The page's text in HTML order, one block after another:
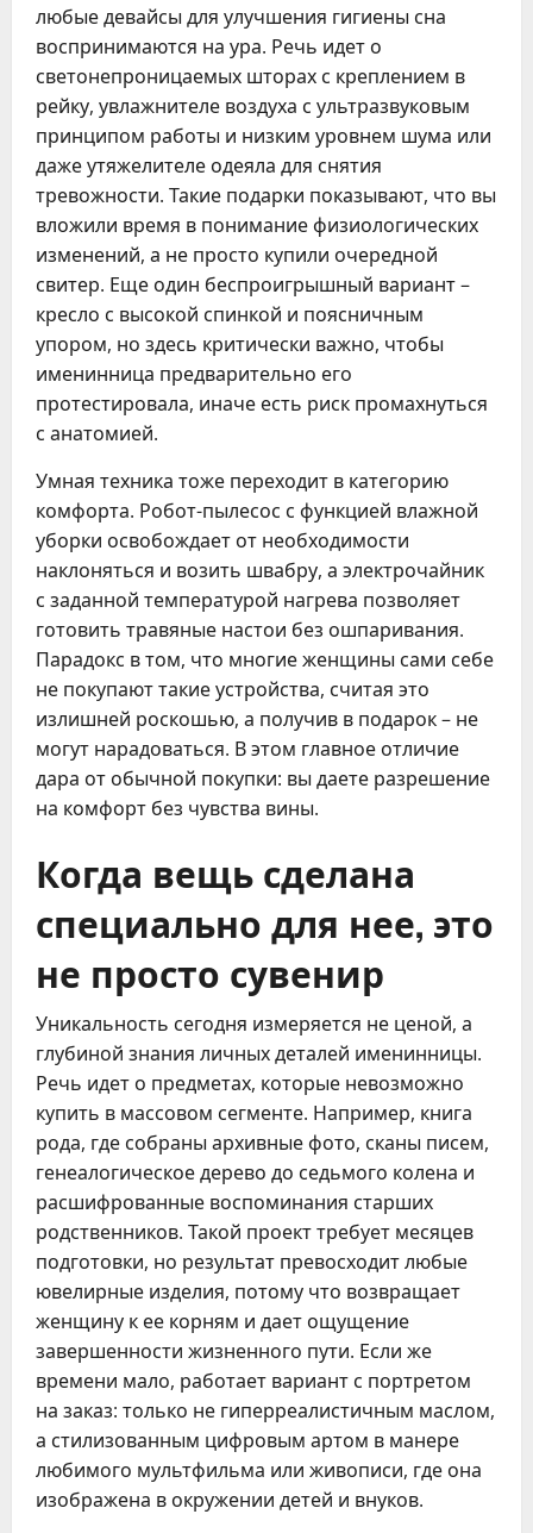
любые девайсы для улучшения гигиены сна
воспринимаются на ура. Речь идет о
светонепроницаемых шторах с креплением в
рейку, увлажнителе воздуха с ультразвуковым
принципом работы и низким уровнем шума или
даже утяжелителе одеяла для снятия
тревожности. Такие подарки показывают, что вы
вложили время в понимание физиологических
изменений, а не просто купили очередной
свитер. Еще один беспроигрышный вариант –
кресло с высокой спинкой и поясничным
упором, но здесь критически важно, чтобы
именинница предварительно его
протестировала, иначе есть риск промахнуться
с анатомией.
Умная техника тоже переходит в категорию
комфорта. Робот-пылесос с функцией влажной
уборки освобождает от необходимости
наклоняться и возить швабру, а электрочайник
с заданной температурой нагрева позволяет
готовить травяные настои без ошпаривания.
Парадокс в том, что многие женщины сами себе
не покупают такие устройства, считая это
излишней роскошью, а получив в подарок – не
могут нарадоваться. В этом главное отличие
дара от обычной покупки: вы даете разрешение
на комфорт без чувства вины.
Когда вещь сделана
специально для нее, это
не просто сувенир
Уникальность сегодня измеряется не ценой, а
глубиной знания личных деталей именинницы.
Речь идет о предметах, которые невозможно
купить в массовом сегменте. Например, книга
рода, где собраны архивные фото, сканы писем,
генеалогическое дерево до седьмого колена и
расшифрованные воспоминания старших
родственников. Такой проект требует месяцев
подготовки, но результат превосходит любые
ювелирные изделия, потому что возвращает
женщину к ее корням и дает ощущение
завершенности жизненного пути. Если же
времени мало, работает вариант с портретом
на заказ: только не гиперреалистичным маслом,
а стилизованным цифровым артом в манере
любимого мультфильма или живописи, где она
изображена в окружении детей и внуков.